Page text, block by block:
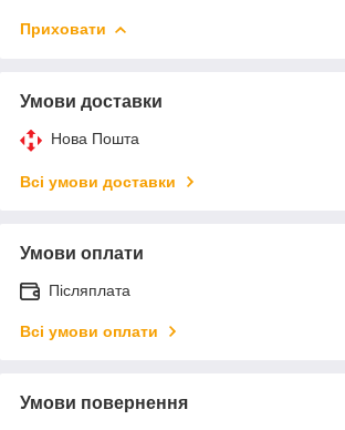
Приховати
Умови доставки
Нова Пошта
Всі умови доставки
Умови оплати
Післяплата
Всі умови оплати
Умови повернення